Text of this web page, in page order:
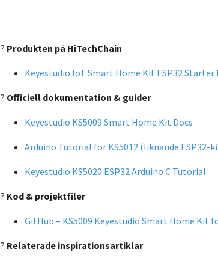
? Produkten på HiTechChain
Keyestudio IoT Smart Home Kit ESP32
? Officiell dokumentation & guider
Keyestudio KS5009 Smart Home Kit Docs
Arduino Tutorial för KS5012 (liknande ESP32-
Keyestudio KS5020 ESP32 Arduino C Tutorial
? Kod & projektfiler
GitHub – KS5009 Keyestudio Smart Home Kit
? Relaterade inspirationsartiklar